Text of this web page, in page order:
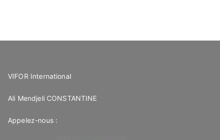
VIFOR International
Ali Mendjeli CONSTANTINE
Appelez-nous :